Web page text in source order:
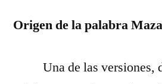
Origen de la palabra
Una de las versiones,